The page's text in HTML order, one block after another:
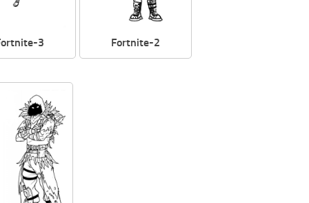
3 Fortnite-2